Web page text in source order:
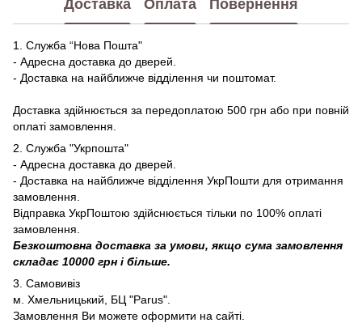
Доставка Оплата Повернення
1. Служба “Нова Пошта"
- Адресна доставка до дверей.
- Доставка на найближче відділення чи поштомат.
Доставка здійнюється за передоплатою 500 грн або при повній
оплаті замовлення.
2. Служба "Укрпошта"
- Адресна доставка до дверей.
- Доставка на найближче відділення УкрПошти для отримання
замовлення.
Відправка УкрПоштою здійснюється тільки по 100% оплаті
замовлення.
Безкоштовна доставка за умови, якщо сума замовлення
складає 10000 грн і більше.
3. Самовивіз
м. Хмельницький, БЦ "Parus".
Замовлення Ви можете оформити на сайті.